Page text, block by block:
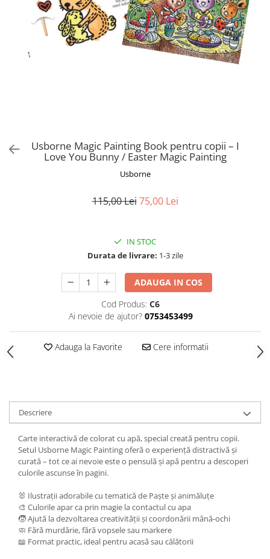
colorat cu apă
Puzzle
Seturi carti Usborne
Usborne Magic Painting Book pentru copii – I
Love You Bunny / Easter Magic Painting
Usborne
115,00 Lei 75,00 Lei
IN STOC
Durata de livrare: 1-3 zile
ADAUGA IN COS
Cod Produs: C6
Ai nevoie de ajutor? 0753453499
Adauga la Favorite Cere informatii
Descriere
Carte interactivă de colorat cu apă, special creată pentru copii.
Setul Usborne Magic Painting oferă o experiență distractivă și
curată – tot ce ai nevoie este o pensulă și apă pentru a descoperi
culorile ascunse în pagini.
🐰 Ilustrații adorabile cu tematică de Paște și animăluțe
🎨 Culorile apar ca prin magie la contactul cu apa
🧒 Ajută la dezvoltarea creativității și coordonării mână-ochi
🧼 Fără murdărie, fără vopsele sau markere
📖 Format practic, ideal pentru acasă sau călătorii